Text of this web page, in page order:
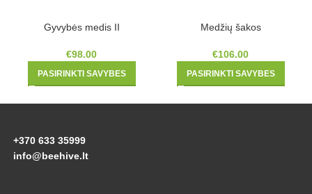
Gyvybės medis II
€98.00
PASIRINKTI SAVYBES
Medžių šakos
€106.00
PASIRINKTI SAVYBES
+370 633 35999
info@beehive.lt